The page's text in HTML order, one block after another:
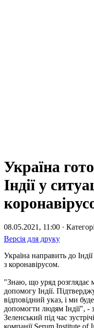
Україна
Індії у
08.05.2021, 11:00 ·
Версія для друку
Україна направить до
з коронавірусом.
"Знаю, що уряд розглядає
допомогу Індії.
відповідний указ, і ми
допомогти людям Індії",
Зеленський під час
компанії Serum Institute